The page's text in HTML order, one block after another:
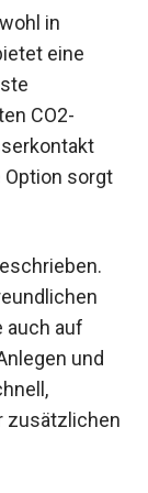
in
eine
CO2-
sorgt
auch auf
und
zusätzlichen